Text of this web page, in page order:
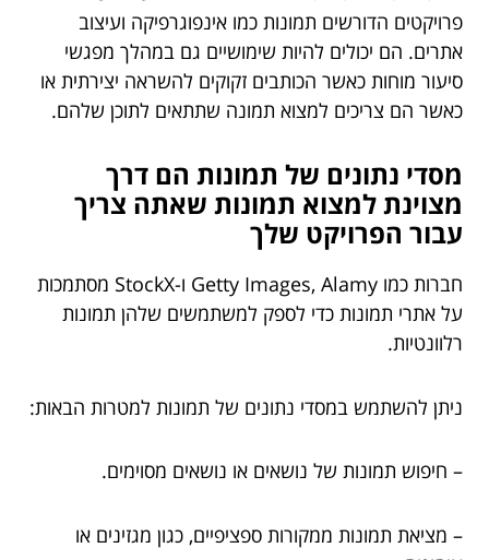
פרויקטים הדורשים תמונות כמו אינפוגרפיקה ועיצוב
אתרים. הם יכולים להיות שימושיים גם במהלך מפגשי
סיעור מוחות כאשר הכותבים זקוקים להשראה יצירתית או
כאשר הם צריכים למצוא תמונה שתתאים לתוכן שלהם.
מסדי נתונים של תמונות הם דרך
מצוינת למצוא תמונות שאתה צריך
עבור הפרויקט שלך
חברות כמו Getty Images, Alamy ו-StockX מסתמכות
על אתרי תמונות כדי לספק למשתמשים שלהן תמונות
רלוונטיות.
ניתן להשתמש במסדי נתונים של תמונות למטרות הבאות:
– חיפוש תמונות של נושאים או נושאים מסוימים.
– מציאת תמונות ממקורות ספציפיים, כגון מגזינים או